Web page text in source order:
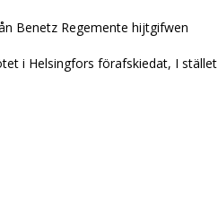
Benetz Regemente hijtgifwen
i Helsingfors förafskiedat, I stället